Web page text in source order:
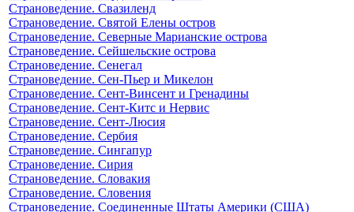
Страноведение. Свазиленд
Страноведение. Святой Елены остров
Страноведение. Северные Марианские острова
Страноведение. Сейшельские острова
Страноведение. Сенегал
Страноведение. Сен-Пьер и Микелон
Страноведение. Сент-Винсент и Гренадины
Страноведение. Сент-Китс и Нервис
Страноведение. Сент-Люсия
Страноведение. Сербия
Страноведение. Сингапур
Страноведение. Сирия
Страноведение. Словакия
Страноведение. Словения
Страноведение. Соединенные Штаты Америки (США)